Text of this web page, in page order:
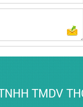
TMDV